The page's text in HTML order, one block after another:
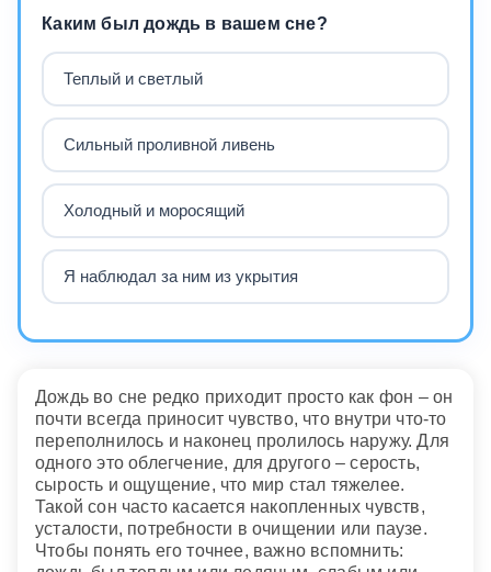
Каким был дождь в вашем сне?
Теплый и светлый
Сильный проливной ливень
Холодный и моросящий
Я наблюдал за ним из укрытия
Дождь во сне редко приходит просто как фон – он
почти всегда приносит чувство, что внутри что-то
переполнилось и наконец пролилось наружу. Для
одного это облегчение, для другого – серость,
сырость и ощущение, что мир стал тяжелее.
Такой сон часто касается накопленных чувств,
усталости, потребности в очищении или паузе.
Чтобы понять его точнее, важно вспомнить: